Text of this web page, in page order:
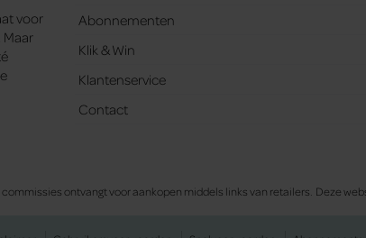
voor
Maar
Abonnementen
Klik & Win
Klantenservice
Contact
ontvangt voor aankopen middels links van retailers. Deze